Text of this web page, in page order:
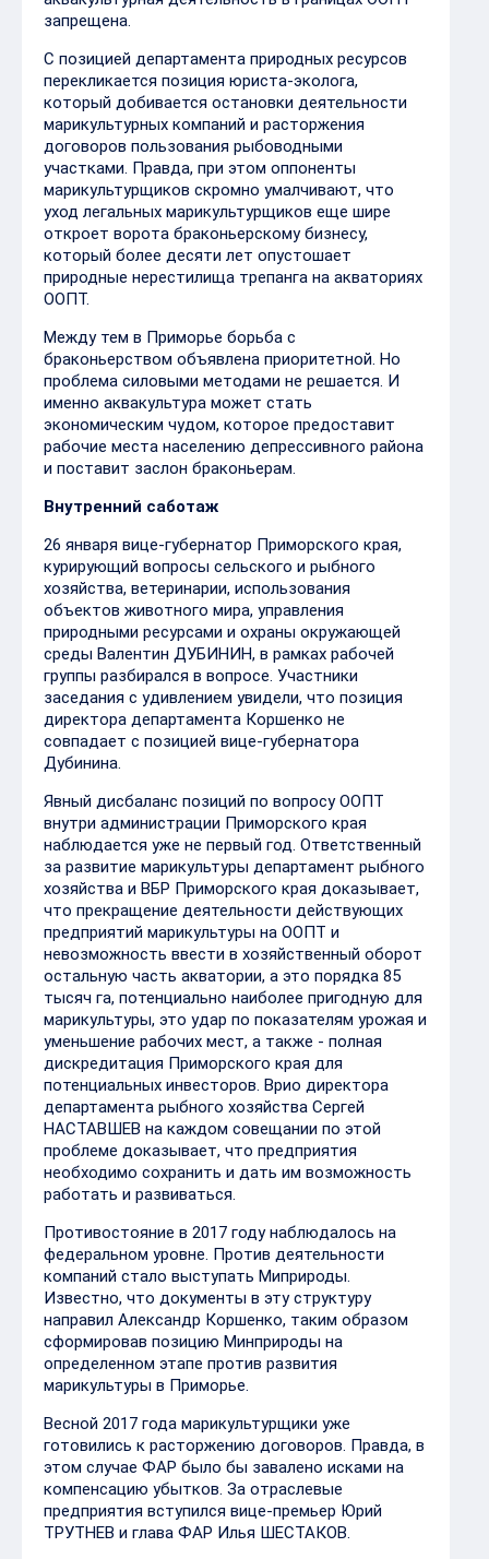
запрещена.
С позицией департамента природных ресурсов
перекликается позиция юриста-эколога,
который добивается остановки деятельности
марикультурных компаний и расторжения
договоров пользования рыбоводными
участками. Правда, при этом оппоненты
марикультурщиков скромно умалчивают, что
уход легальных марикультурщиков еще шире
откроет ворота браконьерскому бизнесу,
который более десяти лет опустошает
природные нерестилища трепанга на акваториях
ООПТ.
Между тем в Приморье борьба с
браконьерством объявлена приоритетной. Но
проблема силовыми методами не решается. И
именно аквакультура может стать
экономическим чудом, которое предоставит
рабочие места населению депрессивного района
и поставит заслон браконьерам.
Внутренний саботаж
26 января вице-губернатор Приморского края,
курирующий вопросы сельского и рыбного
хозяйства, ветеринарии, использования
объектов животного мира, управления
природными ресурсами и охраны окружающей
среды Валентин ДУБИНИН, в рамках рабочей
группы разбирался в вопросе. Участники
заседания с удивлением увидели, что позиция
директора департамента Коршенко не
совпадает с позицией вице-губернатора
Дубинина.
Явный дисбаланс позиций по вопросу ООПТ
внутри администрации Приморского края
наблюдается уже не первый год. Ответственный
за развитие марикультуры департамент рыбного
хозяйства и ВБР Приморского края доказывает,
что прекращение деятельности действующих
предприятий марикультуры на ООПТ и
невозможность ввести в хозяйственный оборот
остальную часть акватории, а это порядка 85
тысяч га, потенциально наиболее пригодную для
марикультуры, это удар по показателям урожая и
уменьшение рабочих мест, а также - полная
дискредитация Приморского края для
потенциальных инвесторов. Врио директора
департамента рыбного хозяйства Сергей
НАСТАВШЕВ на каждом совещании по этой
проблеме доказывает, что предприятия
необходимо сохранить и дать им возможность
работать и развиваться.
Противостояние в 2017 году наблюдалось на
федеральном уровне. Против деятельности
компаний стало выступать Миприроды.
Известно, что документы в эту структуру
направил Александр Коршенко, таким образом
сформировав позицию Минприроды на
определенном этапе против развития
марикультуры в Приморье.
Весной 2017 года марикультурщики уже
готовились к расторжению договоров. Правда, в
этом случае ФАР было бы завалено исками на
компенсацию убытков. За отраслевые
предприятия вступился вице-премьер Юрий
ТРУТНЕВ и глава ФАР Илья ШЕСТАКОВ.